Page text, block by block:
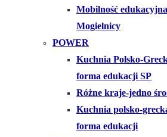
Mobilność
Mogielnicy
POWER
Kuchnia Polsko-
forma edukacji SP
Różne kraje-jedno
Kuchnia polsko-
forma edukacji